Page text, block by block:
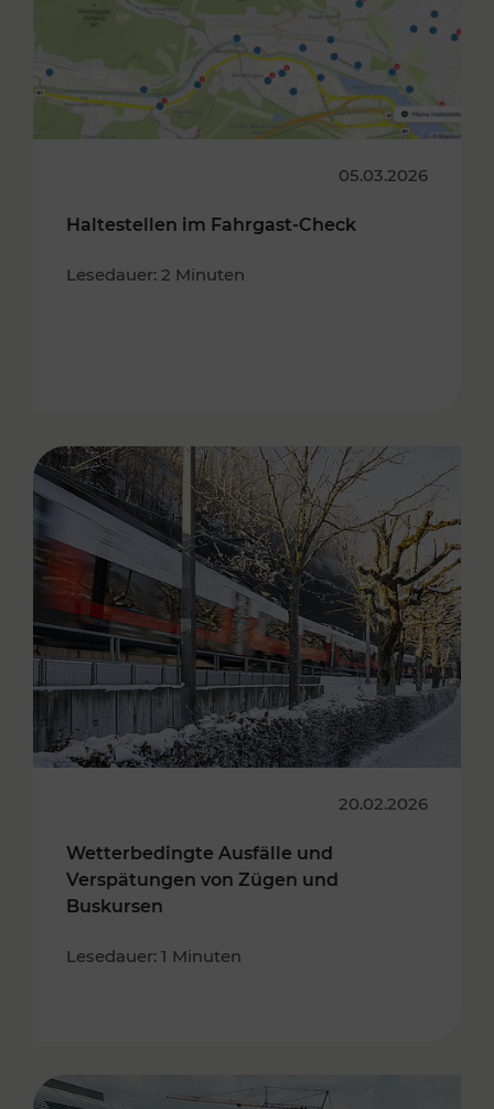
05.03.2026
Haltestellen im Fahrgast-Check
Lesedauer: 2 Minuten
20.02.2026
Wetterbedingte Ausfälle und
Verspätungen von Zügen und
Buskursen
Lesedauer: 1 Minuten